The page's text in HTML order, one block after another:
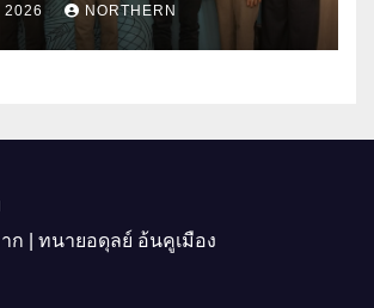
NORTHERN
ก | ทนายอดุลย์ อ้นคูเมือง